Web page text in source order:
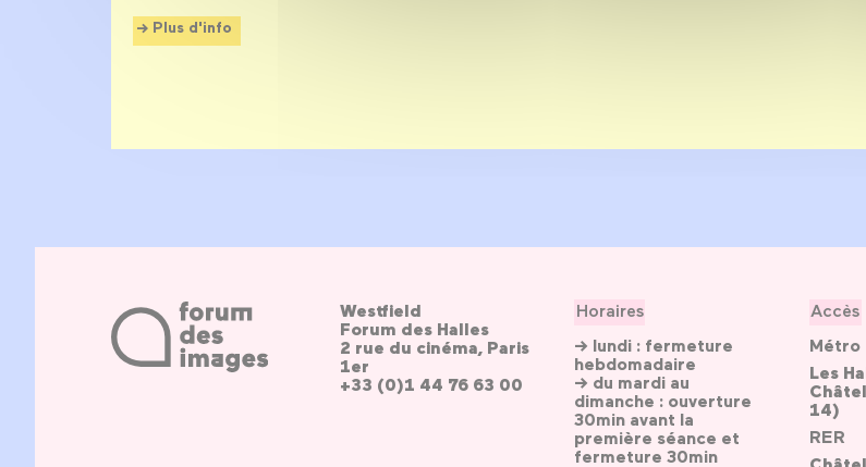
Plus d'info
Westfield
Forum des Halles
2 rue du cinéma, Paris
1er
+33 (0)1 44 76 63 00
Horaires
→ lundi : fermeture
hebdomadaire
→ du mardi au
dimanche : ouverture
30min avant la
première séance et
fermeture 30min
Accès
Métro
Les
14)
RER